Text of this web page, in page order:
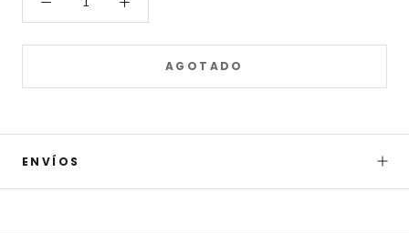
AGOTADO
ENVÍOS